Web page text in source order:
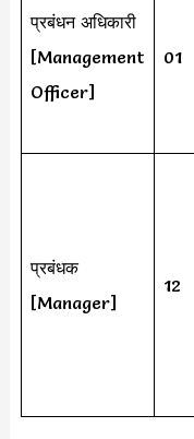
प्रबंधन अधिकारी
[Management
Officer]
01
प्रबंधक
[Manager]
12